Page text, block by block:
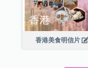
香港美食明信片